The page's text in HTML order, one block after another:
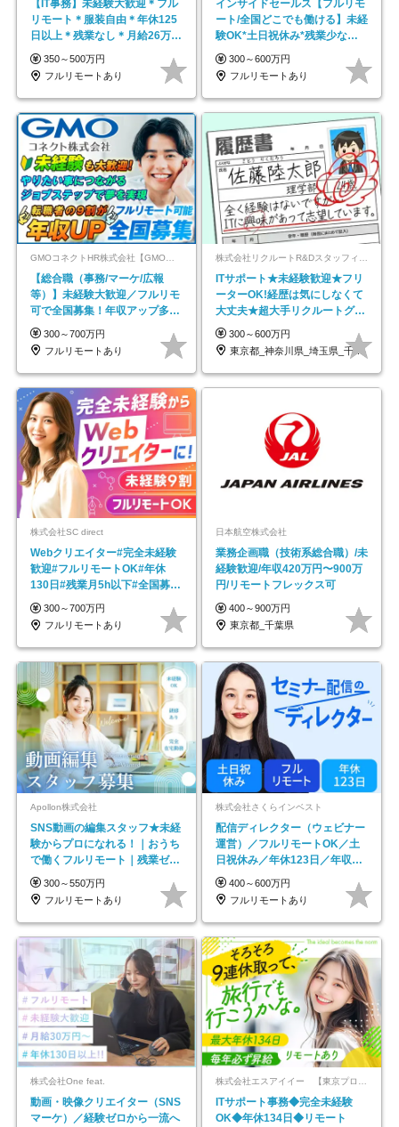
【IT事務】未経験大歓迎＊フル
リモート＊服装自由＊年休125
日以上＊残業なし＊月給26万円
以上
350～500万円
フルリモートあり
インサイドセールス【フルリモ
ート/全国どこでも働ける】未経
験OK*土日祝休み*残業少なめ*
在宅勤務手当あり
300～600万円
フルリモートあり
GMOコネクトHR株式会社【GMOインターネットグループ】
【総合職（事務/マーケ/広報
等）】未経験大歓迎／フルリモ
可で全国募集！年収アップ多数
★年休最大130日★
300～700万円
フルリモートあり
ITサポート★未経験歓迎★フリ
ーターOK!経歴は気にしなくて
大丈夫★超大手リクルートグル
ープの正社員/sg
300～600万円
東京都_神奈川県_埼玉県_千葉県_大阪府…
株式会社SC direct
Webクリエイター#完全未経験
歓迎#フルリモートOK#年休
130日#残業月5h以下#全国募集
#最大1年の研修
300～700万円
フルリモートあり
日本航空株式会社
業務企画職（技術系総合職）/未
経験歓迎/年収420万円〜900万
円/リモートフレックス可
400～900万円
東京都_千葉県
Apollon株式会社
SNS動画の編集スタッフ★未経
験からプロになれる！｜おうち
で働くフルリモート｜残業ゼロ
で18時退勤◎
300～550万円
フルリモートあり
株式会社さくらインベスト
配信ディレクター（ウェビナー
運営）／フルリモートOK／土
日祝休み／年休123日／年収
600万円可
400～600万円
フルリモートあり
株式会社One feat.
動画・映像クリエイター（SNS
マーケ）／経験ゼロから一流へ
ITサポート事務◆完全未経験
OK◆年休134日◆リモート